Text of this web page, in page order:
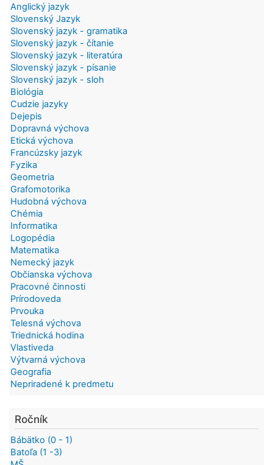
Anglický jazyk
Slovenský Jazyk
Slovenský jazyk - gramatika
Slovenský jazyk - čítanie
Slovenský jazyk - literatúra
Slovenský jazyk - písanie
Slovenský jazyk - sloh
Biológia
Cudzie jazyky
Dejepis
Dopravná výchova
Etická výchova
Francúzsky jazyk
Fyzika
Geometria
Grafomotorika
Hudobná výchova
Chémia
Informatika
Logopédia
Matematika
Nemecký jazyk
Občianska výchova
Pracovné činnosti
Prírodoveda
Prvouka
Telesná výchova
Triednická hodina
Vlastiveda
Výtvarná výchova
Geografia
Nepriradené k predmetu
Ročník
Bábätko (0 - 1)
Batoľa (1 -3)